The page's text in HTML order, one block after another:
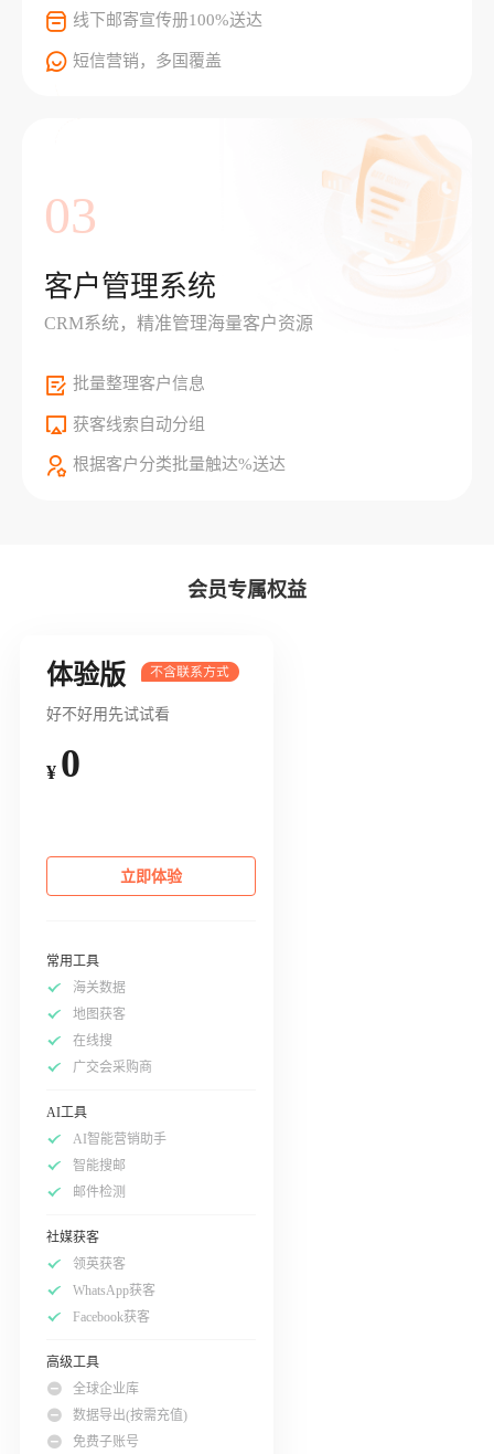
线下邮寄宣传册100%送达
短信营销，多国覆盖
03
客户管理系统
CRM系统，精准管理海量客户资源
批量整理客户信息
获客线索自动分组
根据客户分类批量触达%送达
会员专属权益
体验版
好不好用先试试看
¥ 0
立即体验
常用工具
海关数据
地图获客
在线搜
广交会采购商
AI工具
AI智能营销助手
智能搜邮
邮件检测
社媒获客
领英获客
WhatsApp获客
Facebook获客
高级工具
全球企业库
数据导出(按需充值)
免费子账号